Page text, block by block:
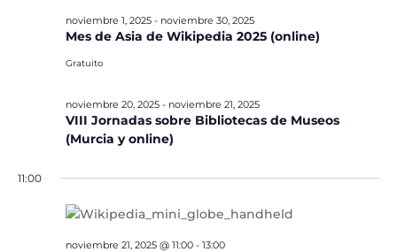
2025Mes de Asia de Wikipedia 2025 (online)
noviembre 1, 2025- noviembre 30, 2025
Gratuito
VIII Jornadas sobre Bibliotecas de Museos
(Murcia y online)
noviembre 20, 2025- noviembre 21, 2025
11:00
noviembre 21, 2025 @ 11:00- 13:00